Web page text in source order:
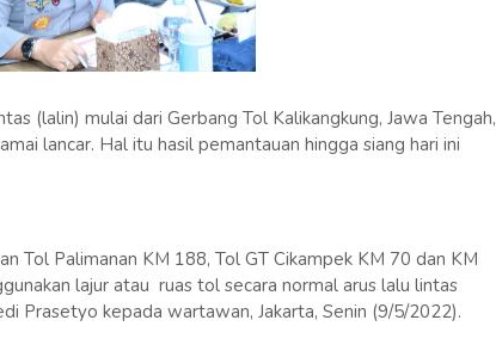
(lalin) mulai dari Gerbang Tol Kalikangkung, Jawa Tengah,
lancar. Hal itu hasil pemantauan hingga siang hari ini
Tol Palimanan KM 188, Tol GT Cikampek KM 70 dan KM
lajur atau ruas tol secara normal arus lalu lintas
Prasetyo kepada wartawan, Jakarta, Senin (9/5/2022).